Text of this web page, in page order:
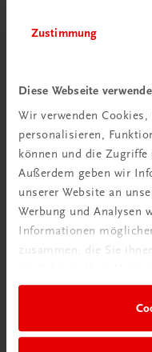
Zustimmung
Diese Webseite
Wir verwenden
personalisieren,
können und die Zugriffe
Außerdem geben wir
unserer Website an
Werbung und Analysen
Informationen
zusammen, die Sie
Schon entdeckt?
Ratgeber